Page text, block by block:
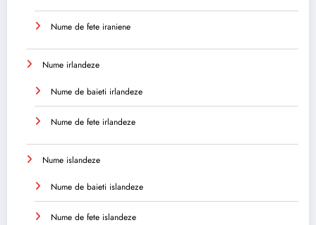
Nume de fete iraniene
Nume irlandeze
Nume de baieti irlandeze
Nume de fete irlandeze
Nume islandeze
Nume de baieti islandeze
Nume de fete islandeze